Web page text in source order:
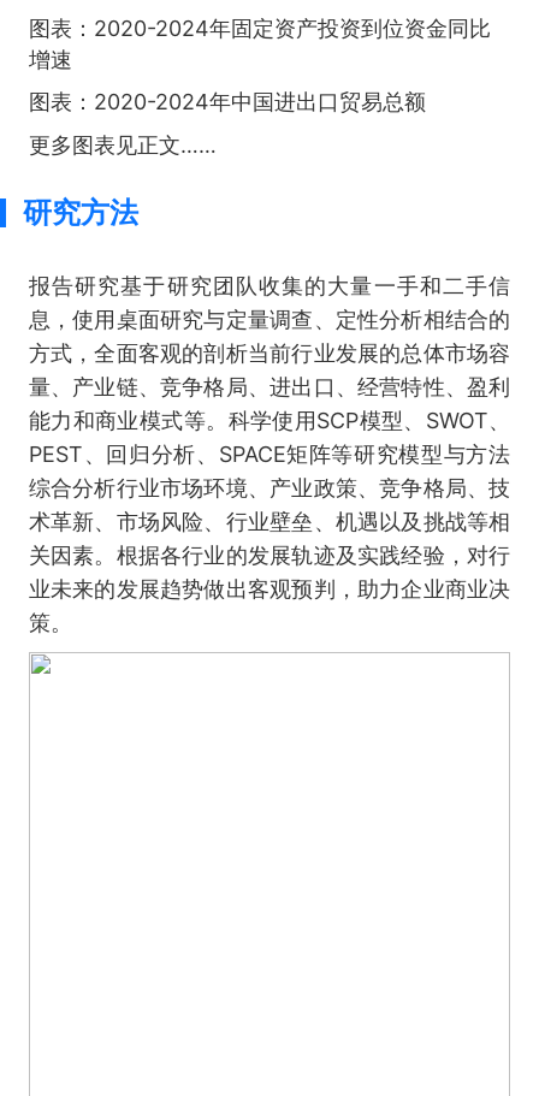
图表：2020-2024年固定资产投资到位资金同比
增速
图表：2020-2024年中国进出口贸易总额
更多图表见正文……
研究方法
报告研究基于研究团队收集的大量一手和二手信
息，使用桌面研究与定量调查、定性分析相结合的
方式，全面客观的剖析当前行业发展的总体市场容
量、产业链、竞争格局、进出口、经营特性、盈利
能力和商业模式等。科学使用SCP模型、SWOT、
PEST、回归分析、SPACE矩阵等研究模型与方法
综合分析行业市场环境、产业政策、竞争格局、技
术革新、市场风险、行业壁垒、机遇以及挑战等相
关因素。根据各行业的发展轨迹及实践经验，对行
业未来的发展趋势做出客观预判，助力企业商业决
策。